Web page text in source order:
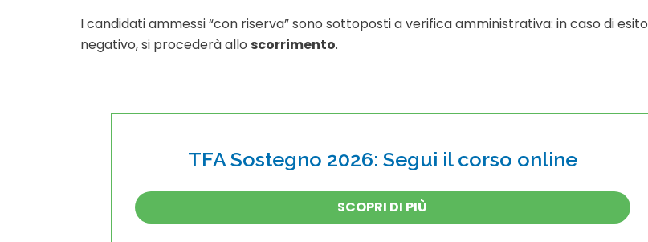
I candidati ammessi “con riserva” sono sottoposti a verifica amministrativa: in caso di esito
negativo, si procederà allo scorrimento.
TFA Sostegno 2026: Segui il corso online
SCOPRI DI PIÙ